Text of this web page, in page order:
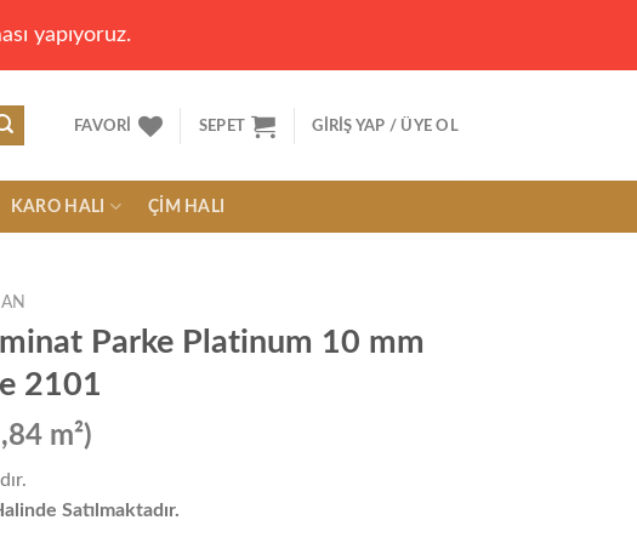
yapıyoruz.
FAVORI SEPET GIRIŞ YAP / ÜYE OL
KARO HALI ÇIM HALI
Parke Platinum 10 mm
2101
m²)
Satılmaktadır.